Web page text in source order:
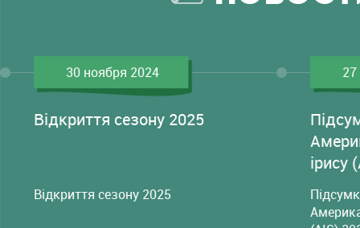
30 ноября 2024
Відкриття сезону 2025
Відкриття сезону 2025
ірису